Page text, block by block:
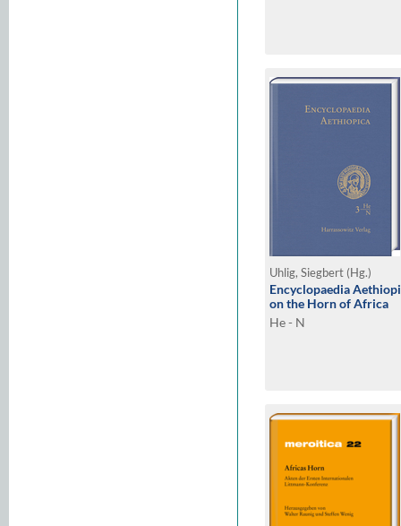
Uhlig, Siegbert (Hg.)
Encyclopaedia
on the Horn of Africa
He - N